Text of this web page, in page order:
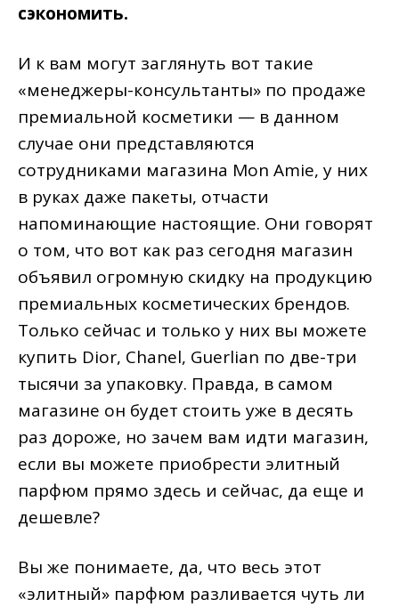
сэкономить.
И к вам могут заглянуть вот такие
«менеджеры-консультанты» по продаже
премиальной косметики — в данном
случае они представляются
сотрудниками магазина Mon Amie, у них
в руках даже пакеты, отчасти
напоминающие настоящие. Они говорят
о том, что вот как раз сегодня магазин
объявил огромную скидку на продукцию
премиальных косметических брендов.
Только сейчас и только у них вы можете
купить Dior, Chanel, Guerlian по две-три
тысячи за упаковку. Правда, в самом
магазине он будет стоить уже в десять
раз дороже, но зачем вам идти магазин,
если вы можете приобрести элитный
парфюм прямо здесь и сейчас, да еще и
дешевле?
Вы же понимаете, да, что весь этот
«элитный» парфюм разливается чуть ли